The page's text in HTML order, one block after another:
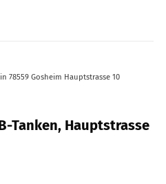
78559 Gosheim Hauptstrasse 10
Tanken, Hauptstrasse